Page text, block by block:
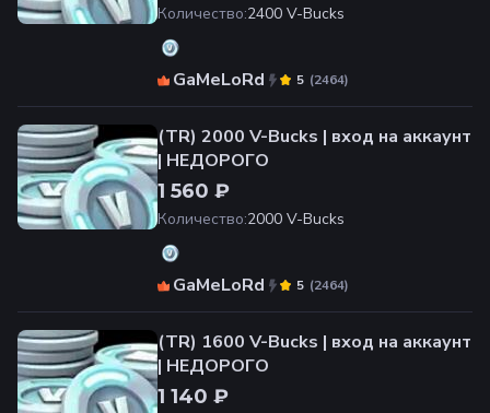
Количество:2400 V-Bucks
GaMeLoRd (2464)
5
(TR) 2000 V-Bucks | вход на аккаунт
| НЕДОРОГО
1 560 ₽
Количество:2000 V-Bucks
GaMeLoRd (2464)
5
(TR) 1600 V-Bucks | вход на аккаунт
| НЕДОРОГО
1 140 ₽